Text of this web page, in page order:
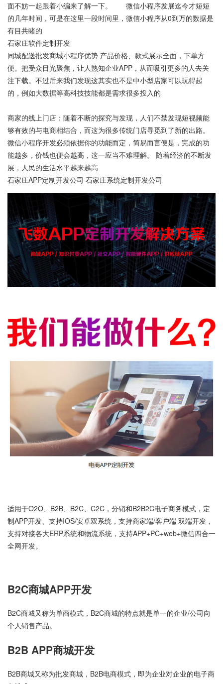
面不妨一起跟着小编来了解一下。 微信小程序发展迄今才短短
的几年时间，可是在这里一段时间里，微信小程序从0到万的数据是
有目共睹的
石家庄软件定制开发
同城配送批发商城小程序优势 产品价格、款式展示全面，下单方
便。把受众目光聚焦，让人熟知企业APP，从而吸引更多的人去关
注下载。不过后来我们发现这其实也不是中小型店家可以玩得起
的，例如大数据等高科技技能都是需求很多投入的
商家的线上门店：随着不断的探究与发现，人们不禁发现短视频能
够有效的与电商相结合，而这为很多传统门店寻觅到了新的出路。
微信小程序开发必须依据你的功能而定，简易而言便是，完成的功
能越多，价钱也便会越高，这一应当不难理解。 随着经济的不断发
展，人民的生活水平越来越高
石家庄APP定制开发公司 石家庄系统定制开发公司
适用于O2O、B2B、B2C、C2C，分销和B2B2C电子商务模式，定
制APP开发、支持IOS/安卓双系统，支持商家端/客户端 双端开发，
支持对接各大ERP系统和物流系统，支持APP+PC+web+微信四合一
全网开发。
B2C商城APP开发
B2C商城又称为单商模式，B2C商城的特点就是单一的企业/公司向
个人销售产品。
B2B APP商城开发
B2B商城又称为批发商城，B2B电商模式，即为企业对企业的电子商